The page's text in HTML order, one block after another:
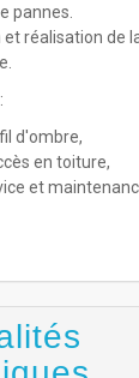
pannes.
et réalisation de
d'ombre,
en toiture,
et